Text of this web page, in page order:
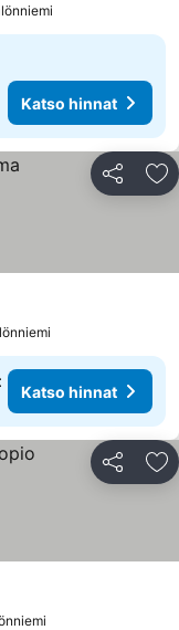
Katso hinnat
Jaa
Katso hinnat
Jaa